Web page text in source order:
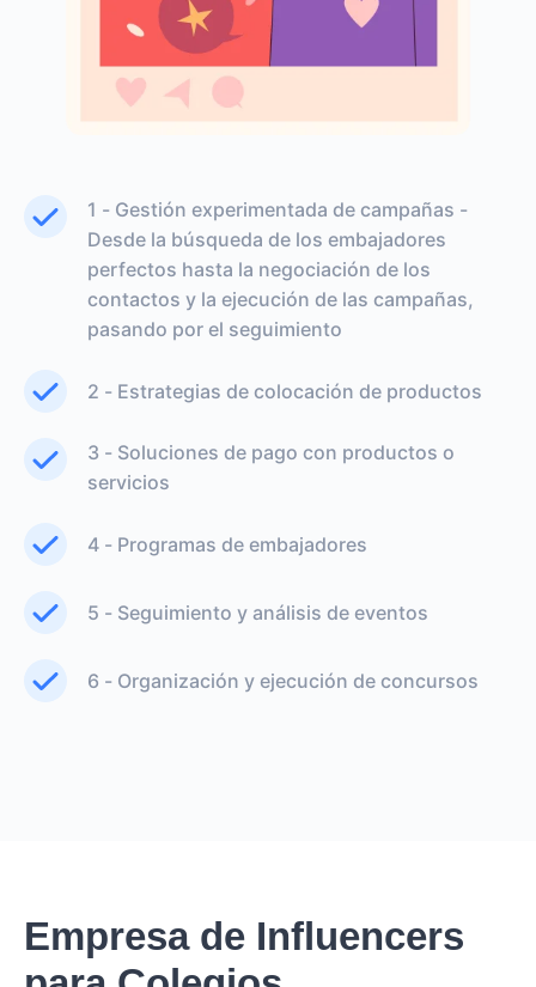
1 - Gestión experimentada de campañas -
Desde la búsqueda de los embajadores
perfectos hasta la negociación de los
contactos y la ejecución de las campañas,
pasando por el seguimiento
2 - Estrategias de colocación de productos
3 - Soluciones de pago con productos o
servicios
4 - Programas de embajadores
5 - Seguimiento y análisis de eventos
6 - Organización y ejecución de concursos
Empresa de Influencers